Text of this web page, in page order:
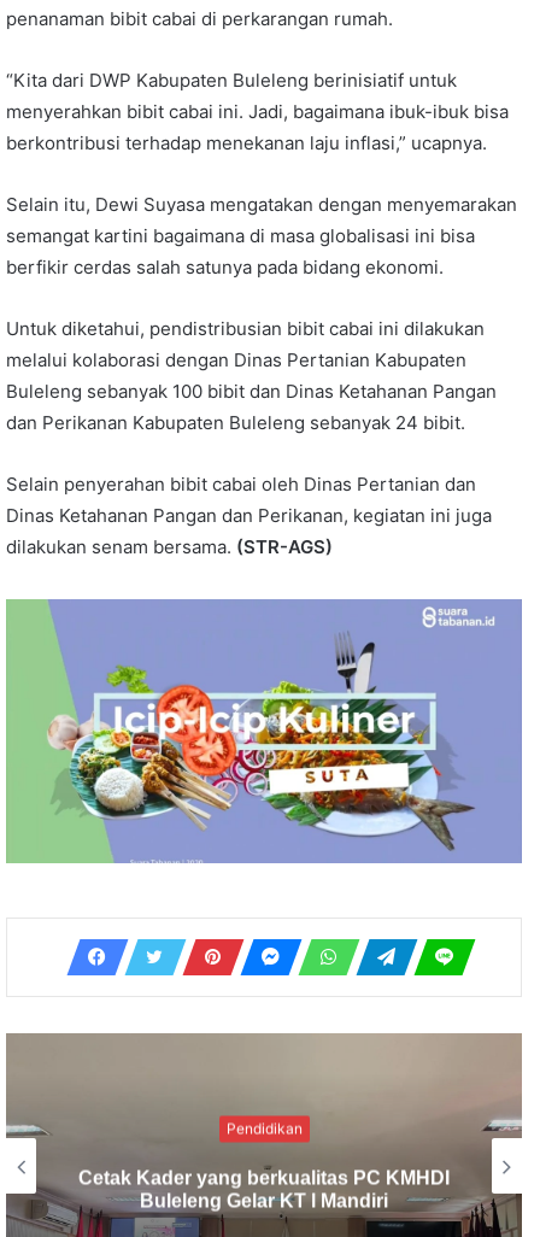
penanaman bibit cabai di perkarangan rumah.
“Kita dari DWP Kabupaten Buleleng berinisiatif untuk
menyerahkan bibit cabai ini. Jadi, bagaimana ibuk-ibuk bisa
berkontribusi terhadap menekanan laju inflasi,” ucapnya.
Selain itu, Dewi Suyasa mengatakan dengan menyemarakan
semangat kartini bagaimana di masa globalisasi ini bisa
berfikir cerdas salah satunya pada bidang ekonomi.
Untuk diketahui, pendistribusian bibit cabai ini dilakukan
melalui kolaborasi dengan Dinas Pertanian Kabupaten
Buleleng sebanyak 100 bibit dan Dinas Ketahanan Pangan
dan Perikanan Kabupaten Buleleng sebanyak 24 bibit.
Selain penyerahan bibit cabai oleh Dinas Pertanian dan
Dinas Ketahanan Pangan dan Perikanan, kegiatan ini juga
dilakukan senam bersama. (STR-AGS)
Sosial
Solidaritas Pemuda Hindu: Bantuan MCK
Disalurkan ke Warga Terdampak Banjir
Bandang Banjar